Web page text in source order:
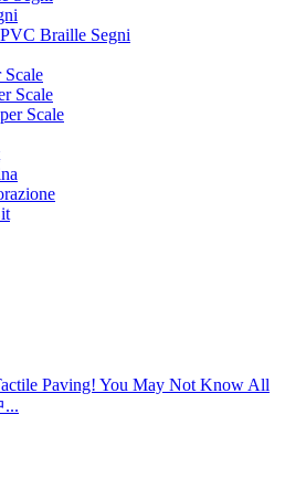
Braille Segni
Scale
Scale
Paving! You May Not Know All
...